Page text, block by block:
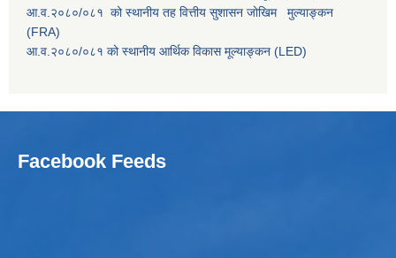
आ.व.२०८०/०८१ को स्थानीय तह वित्तीय सुशासन जोखिम मुल्याङ्कन
(FRA)
आ.व.२०८०/०८१ को स्थानीय आर्थिक विकास मूल्याङ्कन (LED)
Facebook Feeds